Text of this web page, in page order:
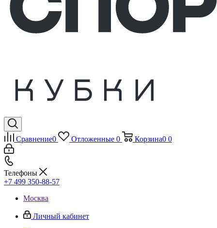
Сравнение0 Отложенные 0 Корзина0 0
Телефоны
+7 499 350-88-57
Москва
Личный кабинет